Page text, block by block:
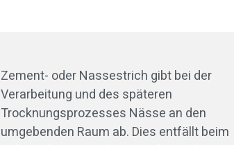
Zement- oder Nassestrich gibt bei der
Verarbeitung und des späteren
Trocknungsprozesses Nässe an den
umgebenden Raum ab. Dies entfällt beim